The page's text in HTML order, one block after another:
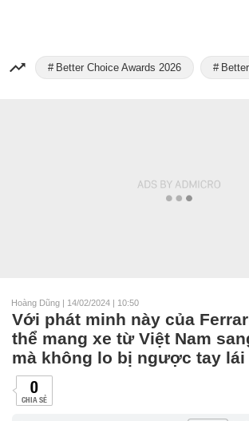
Better Choice Awards 2026
Hoàng Dũng | 14/02/2024 | 10:50
Với phát minh này của
thể mang xe từ Việt Nam
mà không lo bị ngược tay lái
0
CHIA SẺ